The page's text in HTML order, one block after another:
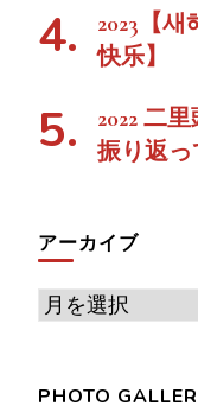
2023【
快乐】
2022 二
振り返っ
アーカイブ
ア
PHOTO